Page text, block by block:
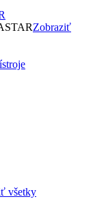
Zobraziť
všetky